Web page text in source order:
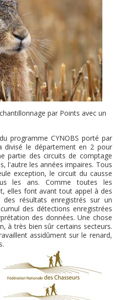
par Points avec un
programme CYNOBS porté par
divisé le département en 2 pour
partie des circuits de comptage
l'autre les années impaires. Tous
exception, le circuit du causse
les ans. Comme toutes les
elles font avant tout appel à des
des résultats enregistrés sur un
des détections enregistrées
des données. Une chose
à très bien sûr certains secteurs.
assidûment sur le renard,